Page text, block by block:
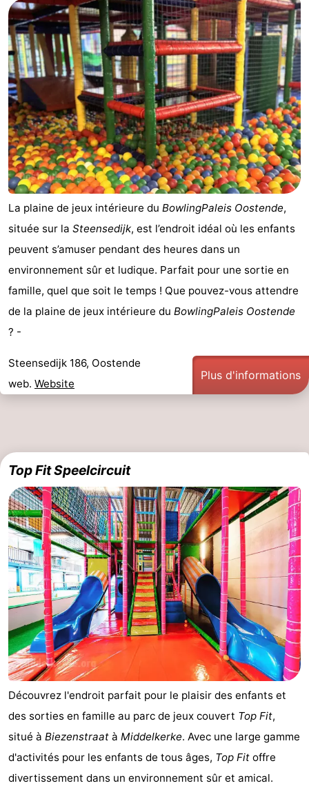
jeux
de
jeux
intérieures
Bowling
-
Parcours
de
mini-
golf
Centres
de
bien-
être
Villages
&
villes
Nature
Sports
-
Piscines
-
Faire
du
vélo
-
Randonnée
-
Équitation
-
Terrains
golf
-
Equitation
Boire
Forum
Route
-
Stationnement
-
Tram
du
littoral
Adresses
Médicales
Région
Flandre-
Occidentale
-
Bruges
-
Gand
-
Ypres
La
La plaine de jeux intérieure du BowlingPaleis Oostende,
située sur la Steensedijk, est l’endroit idéal où les enfants
peuvent s’amuser pendant des heures dans un
environnement sûr et ludique. Parfait pour une sortie en
famille, quel que soit le temps ! Que pouvez-vous attendre
de la plaine de jeux intérieure du BowlingPaleis Oostende
? -
Steensedijk 186, Oostende
web. Website
Plus d'informations
Top Fit Speelcircuit
Découvrez l'endroit parfait pour le plaisir des enfants et
des sorties en famille au parc de jeux couvert Top Fit,
situé à Biezenstraat à Middelkerke. Avec une large gamme
d'activités pour les enfants de tous âges, Top Fit offre
divertissement dans un environnement sûr et amical.